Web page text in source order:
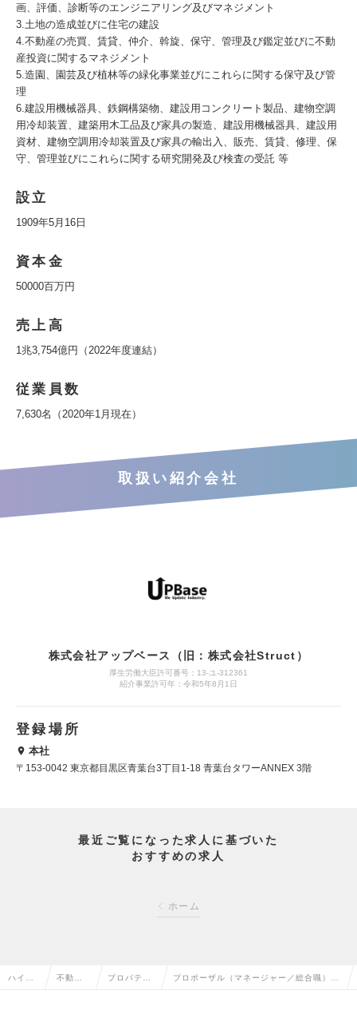
画、評価、診断等のエンジニアリング及びマネジメント
3.土地の造成並びに住宅の建設
4.不動産の売買、賃貸、仲介、斡旋、保守、管理及び鑑定並びに不動
産投資に関するマネジメント
5.造園、園芸及び植林等の緑化事業並びにこれらに関する保守及び管
理
6.建設用機械器具、鉄鋼構築物、建設用コンクリート製品、建物空調
用冷却装置、建築用木工品及び家具の製造、建設用機械器具、建設用
資材、建物空調用冷却装置及び家具の輸出入、販売、賃貸、修理、保
守、管理並びにこれらに関する研究開発及び検査の受託 等
設立
1909年5月16日
資本金
50000百万円
売上高
1兆3,754億円（2022年度連結）
従業員数
7,630名（2020年1月現在）
取扱い紹介会社
株式会社アップベース（旧：株式会社Struct）
厚生労働大臣許可番号：13-ユ-312361
紹介事業許可年：令和5年8月1日
登録場所
本社
〒153-0042 東京都目黒区青葉台3丁目1-18 青葉台タワーANNEX 3階
最近ご覧になった求人に基づいた
おすすめの求人
ホーム
ハイク 不動産 プロパティ プロポーザル（マネージャー／総合職）＜